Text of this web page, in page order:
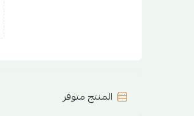
المنتج متوفر